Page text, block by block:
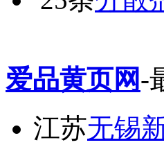
爱品黄页网-
江苏无锡